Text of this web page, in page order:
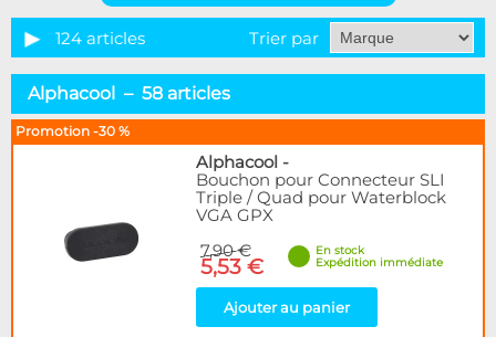
articles
Catégorie
Connect. SLI/CrossFire
AMD Radeon RX / Vega
22
14
NVidia RTX 50xx
47
Autres modèles
58
124 articles Trier par
Alphacool – 58 articles
Promotion -30 %
Alphacool -
Bouchon pour Connecteur SLI
Triple / Quad pour Waterblock
VGA GPX
7,90 €
5,53 €
En stock
Expédition immédiate
Ajouter au panier